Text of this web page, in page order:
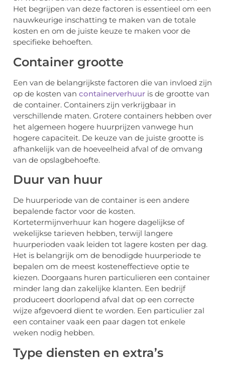
Het begrijpen van deze factoren is essentieel om een
nauwkeurige inschatting te maken van de totale
kosten en om de juiste keuze te maken voor de
specifieke behoeften.
Container grootte
Een van de belangrijkste factoren die van invloed zijn
op de kosten van containerverhuur is de grootte van
de container. Containers zijn verkrijgbaar in
verschillende maten. Grotere containers hebben over
het algemeen hogere huurprijzen vanwege hun
hogere capaciteit. De keuze van de juiste grootte is
afhankelijk van de hoeveelheid afval of de omvang
van de opslagbehoefte.
Duur van huur
De huurperiode van de container is een andere
bepalende factor voor de kosten.
Kortetermijnverhuur kan hogere dagelijkse of
wekelijkse tarieven hebben, terwijl langere
huurperioden vaak leiden tot lagere kosten per dag.
Het is belangrijk om de benodigde huurperiode te
bepalen om de meest kosteneffectieve optie te
kiezen. Doorgaans huren particulieren een container
minder lang dan zakelijke klanten. Een bedrijf
produceert doorlopend afval dat op een correcte
wijze afgevoerd dient te worden. Een particulier zal
een container vaak een paar dagen tot enkele
weken nodig hebben.
Type diensten en extra’s